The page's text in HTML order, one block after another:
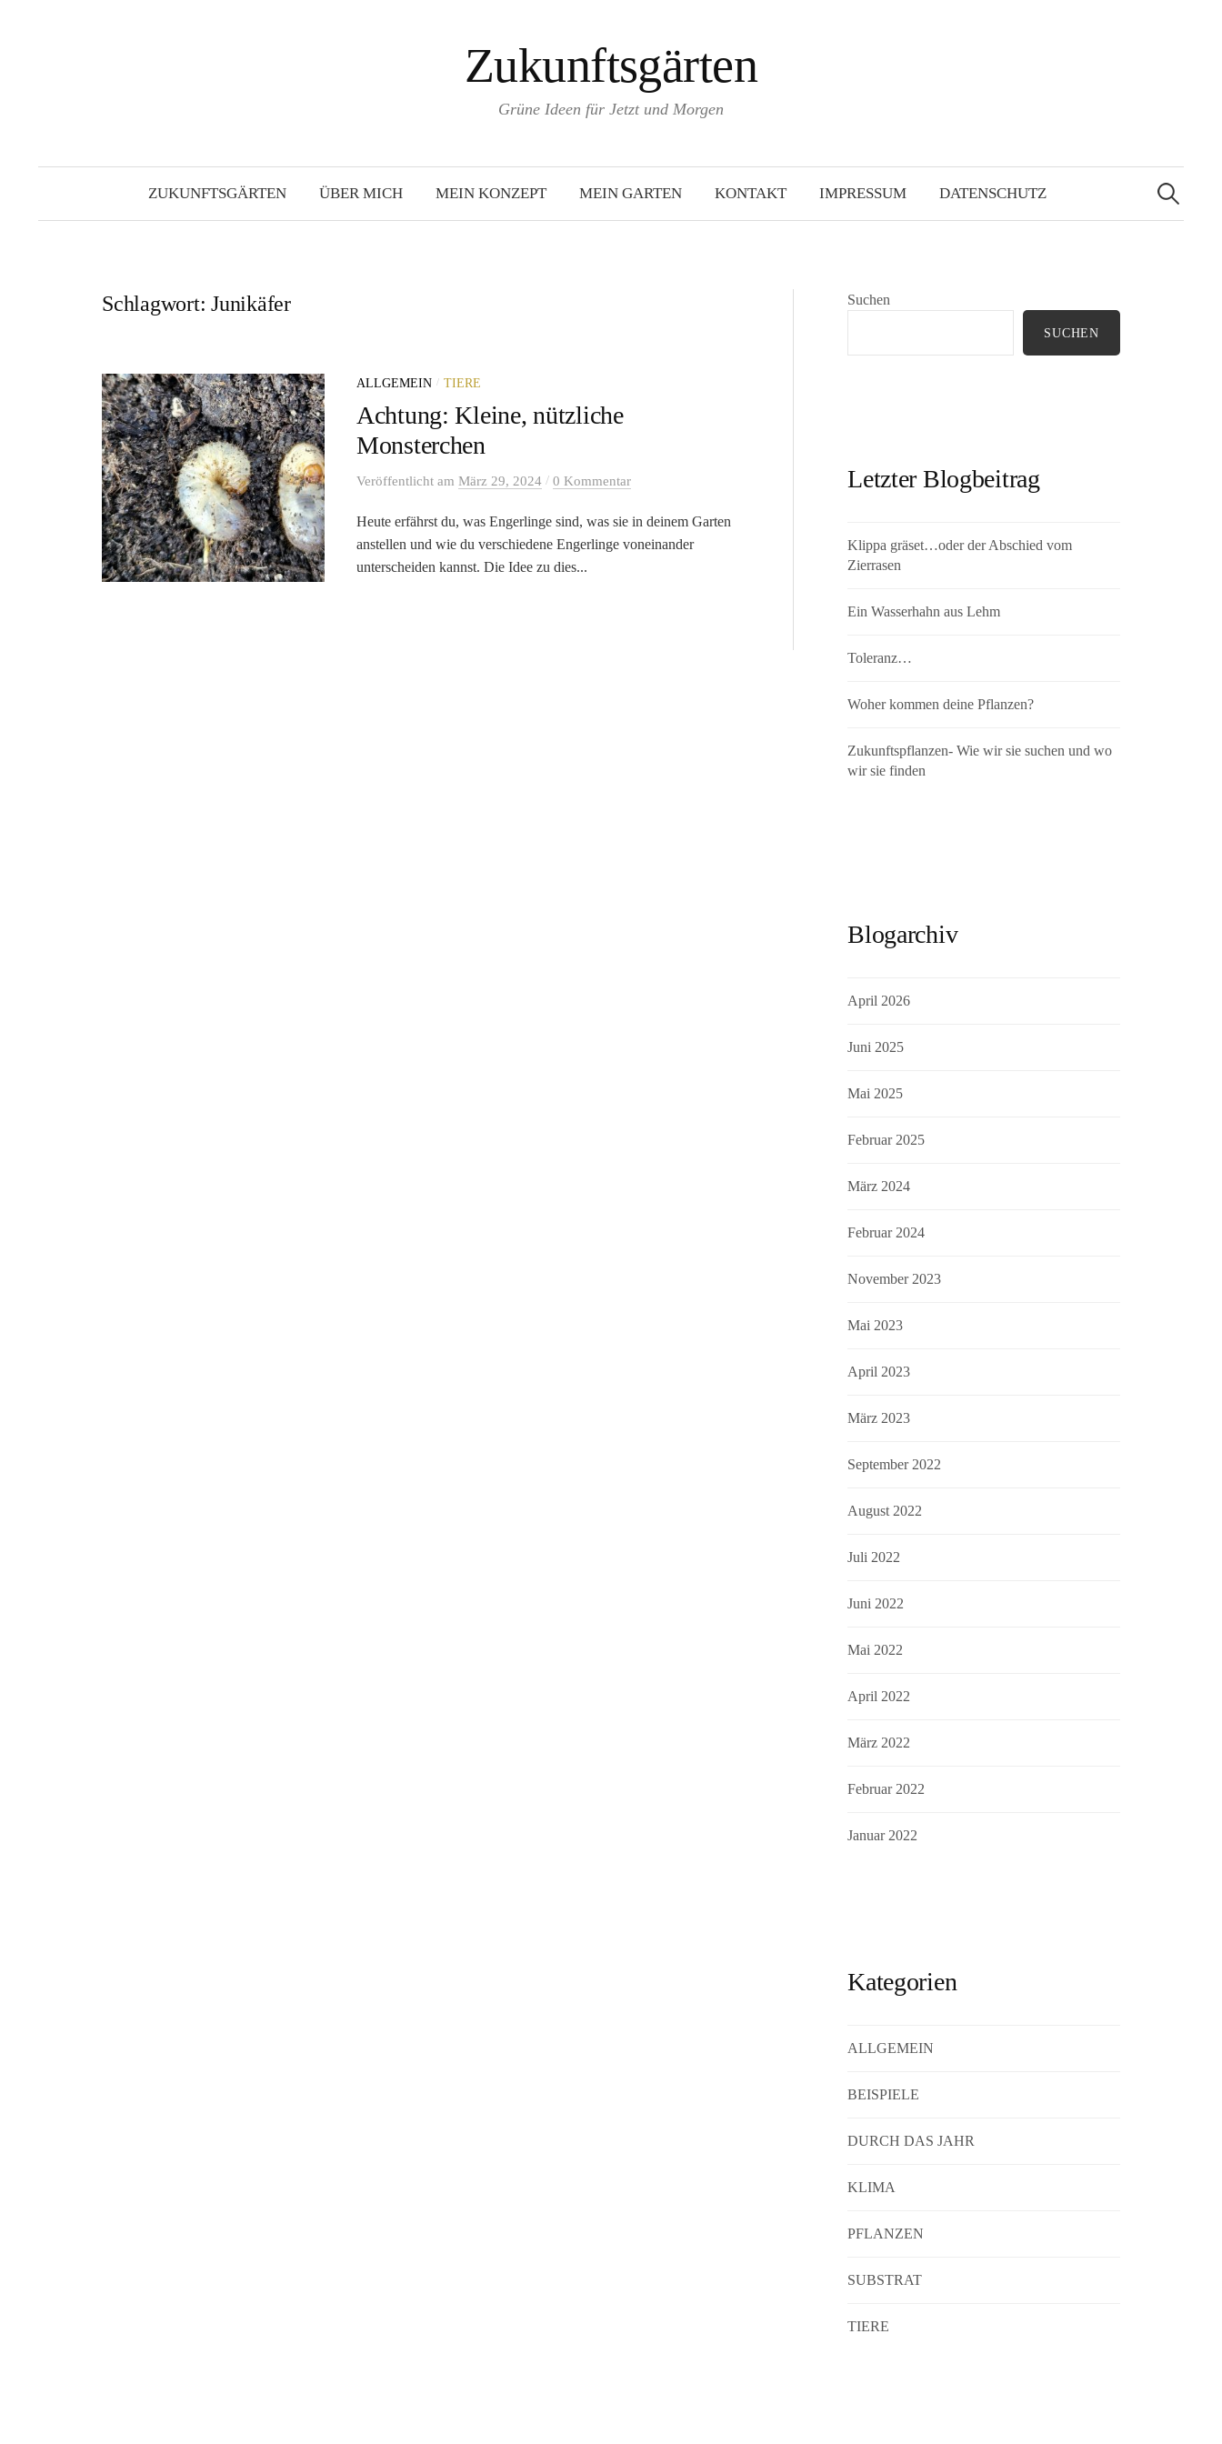
Zukunftsgärten
Grüne Ideen für Jetzt und Morgen
ZUKUNFTSGÄRTEN ÜBER MICH MEIN KONZEPT MEIN GARTEN KONTAKT IMPRESSUM DATENSCHUTZ
Suchen
nach:
Schlagwort:Junikäfer
ALLGEMEIN / TIERE
Achtung: Kleine, nützliche
Monsterchen
Veröffentlicht am März 29, 2024 / 0 Kommentar
Heute erfährst du, was Engerlinge sind, was sie in deinem Garten
anstellen und wie du verschiedene Engerlinge voneinander
unterscheiden kannst. Die Idee zu dies...
Suchen
SUCHEN
Letzter Blogbeitrag
Klippa gräset…oder der Abschied vom
Zierrasen
Ein Wasserhahn aus Lehm
Toleranz…
Woher kommen deine Pflanzen?
Zukunftspflanzen- Wie wir sie suchen und wo
wir sie finden
Blogarchiv
April 2026
Juni 2025
Mai 2025
Februar 2025
März 2024
Februar 2024
November 2023
Mai 2023
April 2023
März 2023
September 2022
August 2022
Juli 2022
Juni 2022
Mai 2022
April 2022
März 2022
Februar 2022
Januar 2022
Kategorien
ALLGEMEIN
BEISPIELE
DURCH DAS JAHR
KLIMA
PFLANZEN
SUBSTRAT
TIERE